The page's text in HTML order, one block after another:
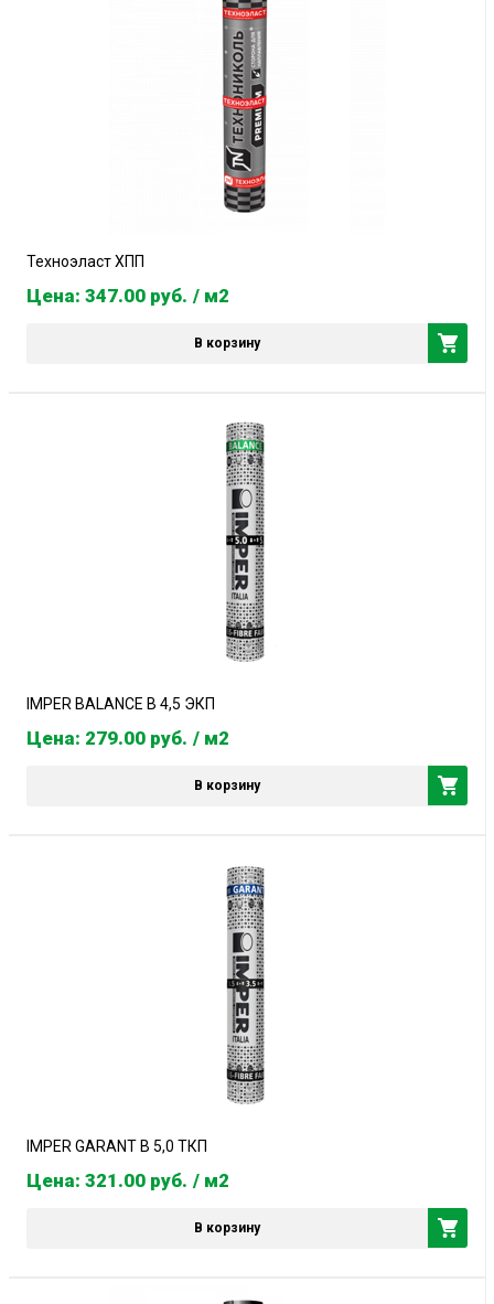
Техноэласт ХПП
Цена: 347.00 руб. / м2
В корзину
IMPER BALANCE B 4,5 ЭКП
Цена: 279.00 руб. / м2
В корзину
IMPER GARANT В 5,0 ТКП
Цена: 321.00 руб. / м2
В корзину